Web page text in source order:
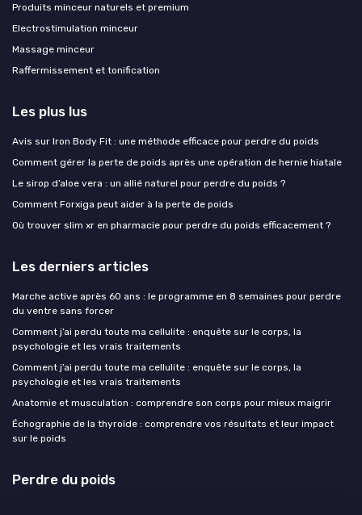
Produits minceur naturels et premium
Electrostimulation minceur
Massage minceur
Raffermissement et tonification
Les plus lus
Avis sur Iron Body Fit : une méthode efficace pour perdre du poids
Comment gérer la perte de poids après une opération de hernie hiatale
Le sirop d’aloe vera : un allié naturel pour perdre du poids ?
Comment Forxiga peut aider à la perte de poids
Où trouver slim xr en pharmacie pour perdre du poids efficacement ?
Les derniers articles
Marche active après 60 ans : le programme en 8 semaines pour perdre
du ventre sans forcer
Comment j’ai perdu toute ma cellulite : enquête sur le corps, la
psychologie et les vrais traitements
Comment j’ai perdu toute ma cellulite : enquête sur le corps, la
psychologie et les vrais traitements
Anatomie et musculation : comprendre son corps pour mieux maigrir
Échographie de la thyroïde : comprendre vos résultats et leur impact
sur le poids
Perdre du poids